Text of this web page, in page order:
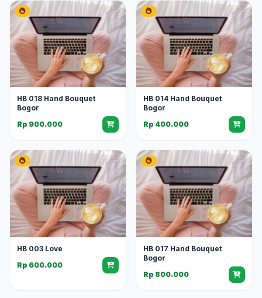
HB 018 Hand Bouquet
Bogor
Rp 900.000
HB 014 Hand Bouquet
Bogor
Rp 400.000
HB 003 Love
Rp 600.000
HB 017 Hand Bouquet
Bogor
Rp 800.000